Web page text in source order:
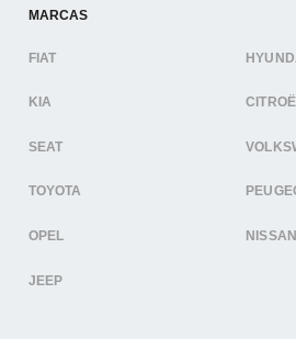
MARCAS
FIAT
KIA
SEAT
TOYOTA
OPEL NISSAN
JEEP